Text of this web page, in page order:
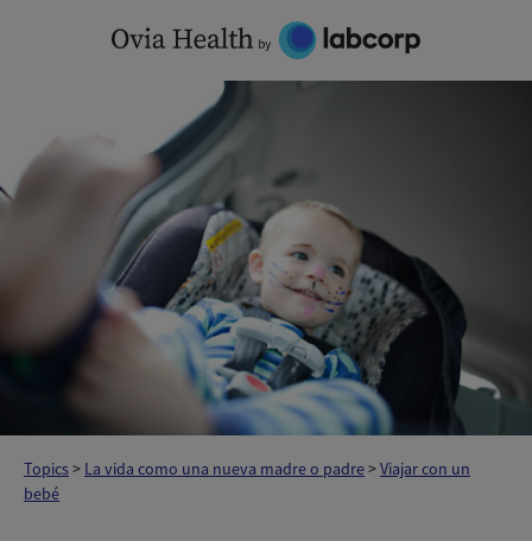
Topics> La vida como una nueva madre o padre>Viajar con un
bebé